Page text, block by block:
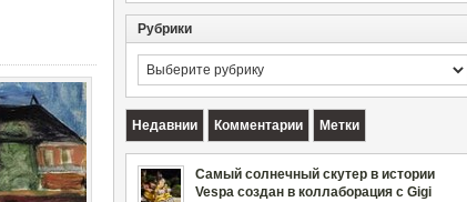
Рубрики
Рубрики
Недавнии Комментарии Метки
Самый солнечный скутер в истории
Vespa создан в коллаборация с Gigi